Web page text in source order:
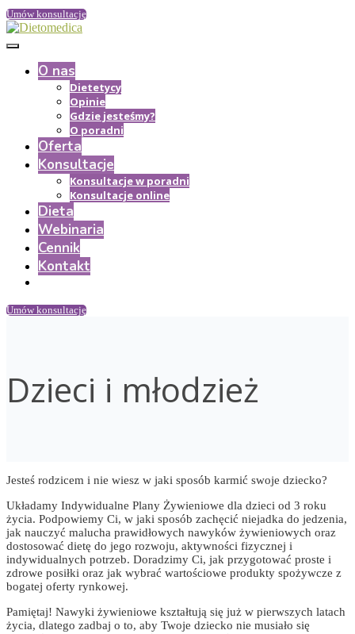
Umów konsultację
O nas
Dietetycy
Opinie
Gdzie jesteśmy?
O poradni
Oferta
Konsultacje
Konsultacje w poradni
Konsultacje online
Dieta
Webinaria
Cennik
Kontakt
Umów konsultację
Dzieci i młodzież
Jesteś rodzicem i nie wiesz w jaki sposób karmić swoje dziecko?
Układamy Indywidualne Plany Żywieniowe dla dzieci od 3 roku
życia. Podpowiemy Ci, w jaki sposób zachęcić niejadka do jedzenia,
jak nauczyć malucha prawidłowych nawyków żywieniowych oraz
dostosować dietę do jego rozwoju, aktywności fizycznej i
indywidualnych potrzeb. Doradzimy Ci, jak przygotować proste i
zdrowe posiłki oraz jak wybrać wartościowe produkty spożywcze z
bogatej oferty rynkowej.
Pamiętaj! Nawyki żywieniowe kształtują się już w pierwszych latach
życia, dlatego zadbaj o to, aby Twoje dziecko nie musiało się